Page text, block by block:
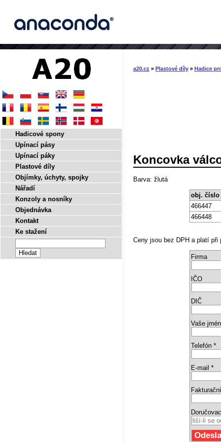
a20.cz » Plastové díly » Hadice
Koncovka
Barva: žlutá
obj. číslo
466447
466448
Ceny jsou bez DPH a platí při
Firma
IČO
DIČ
Vaše
Telefón *
E-mail *
Hadicové spony
Upínací pásy
Upínací páky
Plastové díly
Objímky, úchyty, spojky
Nářadí
Konzoly a nosníky
Objednávka
Kontakt
Ke stažení